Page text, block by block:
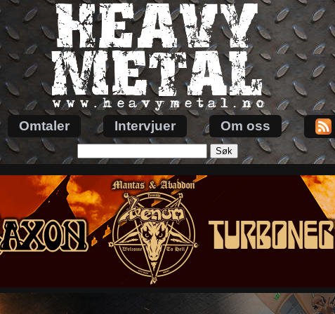
Omtaler Intervjuer Om oss
etter: